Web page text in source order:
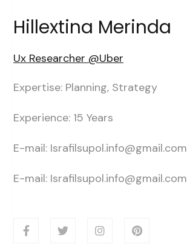
Hillextina Merinda
Ux Researcher @Uber
Expertise: Planning, Strategy
Experience: 15 Years
E-mail: Israfilsupol.info@gmail.com
E-mail: Israfilsupol.info@gmail.com